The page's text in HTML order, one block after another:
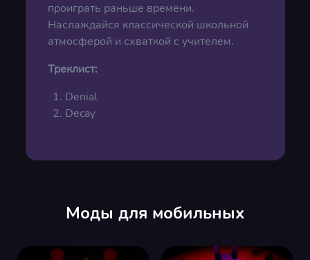
проиграть раньше времени.
Наслаждайся классической школьной
атмосферой и схваткой с учителем.
Треклист:
Denial
Decay
Моды для мобильных